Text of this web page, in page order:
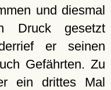
und diesmal
Druck gesetzt
er seinen
Gefährten. Zu
ein drittes Mal